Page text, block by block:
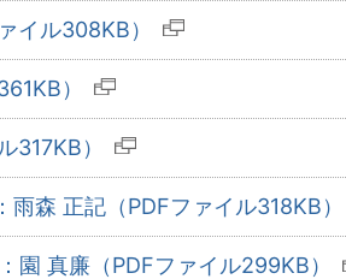
イル308KB）
）
317KB）
森 正記（PDFファイル318KB）
真廉（PDFファイル299KB）